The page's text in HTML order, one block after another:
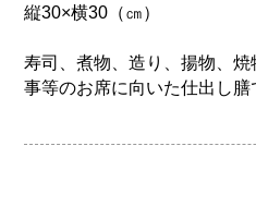
縦30×横30（㎝）
寿司、煮物、造り、揚物、
事等のお席に向いた仕出し膳